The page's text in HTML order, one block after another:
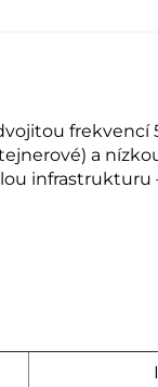
frekvencí
a